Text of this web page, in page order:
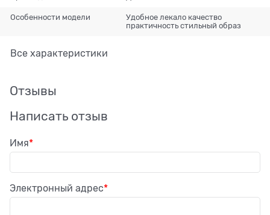
Особенности модели
Удобное лекало качество
практичность стильный образ
Все характеристики
Отзывы
Написать отзыв
Имя
Электронный адрес